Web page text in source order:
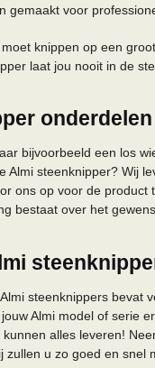
gemaakt voor
knippen op een
laat jou nooit in de
onderdelen
bijvoorbeeld een los
Almi steenknipper? Wij
ons op voor de product
bestaat over het
steenknippers bevat
Almi model of serie
alles leveren!
zullen u zo goed en snel